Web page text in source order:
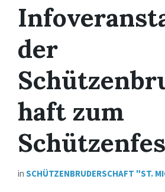
der
haft zum
in SCHÜTZENBRUDERSCHAFT "ST.